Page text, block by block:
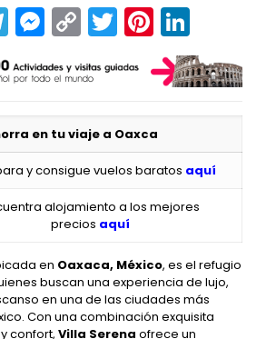
Telegram
Messenger
CopyTwitterPinterest
en tu viaje a Oaxca
y consigue vuelos baratos aquí
alojamiento a los mejores
precios aquí
en Oaxaca, México, es el refugio
buscan una experiencia de lujo,
en una de las ciudades más
Con una combinación exquisita
confort, Villa Serena ofrece un